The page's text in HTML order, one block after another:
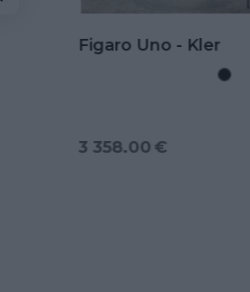
Kožená rohová
rozkladom na spanie
3 802.00 €